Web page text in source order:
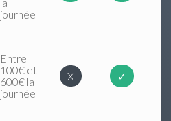
journée
Entre
100€ et
600€ la
journée
X ✓